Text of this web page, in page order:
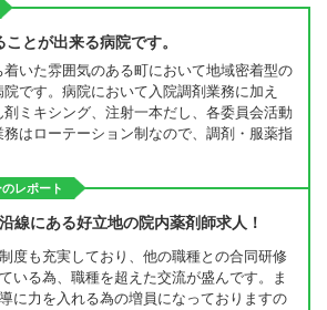
とが出来る病院です。
いた雰囲気のある町において地域密着型の
です。病院において入院調剤業務に加え
ミキシング、注射一本だし、各委員会活動
はローテーション制なので、調剤・服薬指
レポート
線にある好立地の院内薬剤師求人！
度も充実しており、他の職種との合同研修
いる為、職種を超えた交流が盛んです。ま
に力を入れる為の増員になっておりますの